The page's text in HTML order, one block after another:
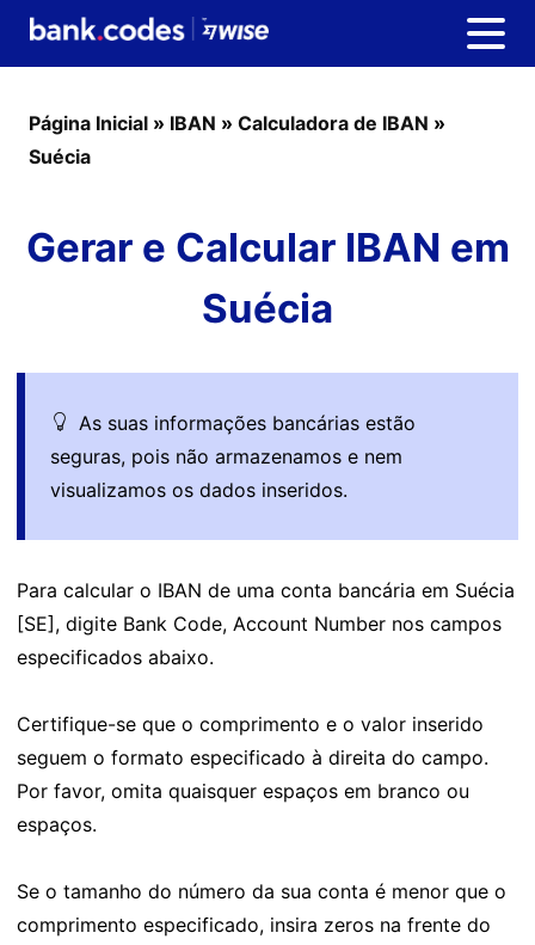
Página Inicial » IBAN » Calculadora de IBAN »
Suécia
Gerar e Calcular IBAN em
Suécia
As suas informações bancárias estão
seguras, pois não armazenamos e nem
visualizamos os dados inseridos.
Para calcular o IBAN de uma conta bancária em Suécia
[SE], digite Bank Code, Account Number nos campos
especificados abaixo.
Certifique-se que o comprimento e o valor inserido
seguem o formato especificado à direita do campo.
Por favor, omita quaisquer espaços em branco ou
espaços.
Se o tamanho do número da sua conta é menor que o
comprimento especificado, insira zeros na frente do